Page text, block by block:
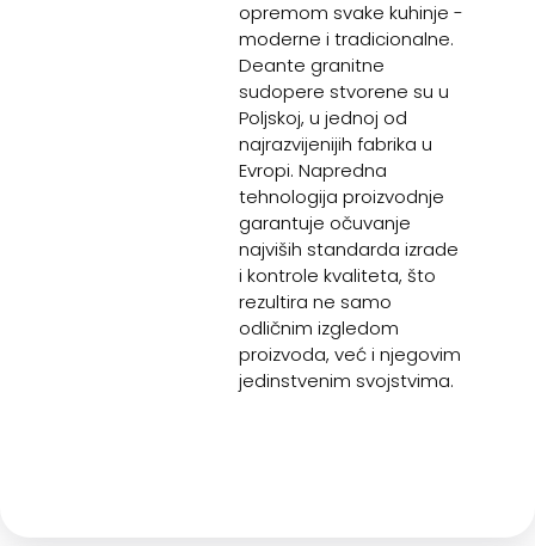
opremom svake kuhinje -
moderne i tradicionalne.
Deante granitne
sudopere stvorene su u
Poljskoj, u jednoj od
najrazvijenijih fabrika u
Evropi. Napredna
tehnologija proizvodnje
garantuje očuvanje
najviših standarda izrade
i kontrole kvaliteta, što
rezultira ne samo
odličnim izgledom
proizvoda, već i njegovim
jedinstvenim svojstvima.